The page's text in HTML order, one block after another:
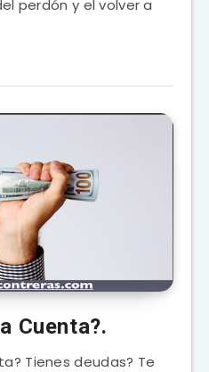
perdón y el volver a
Cuenta?.
Tienes deudas? Te